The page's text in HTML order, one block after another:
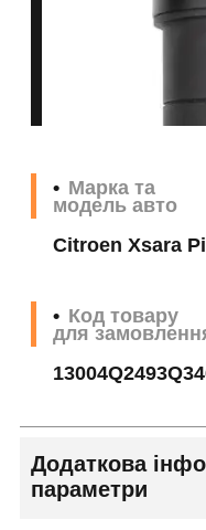
Марка та
модель авто
Citroen Xsara
Код товару
для
Додаткова
параметри